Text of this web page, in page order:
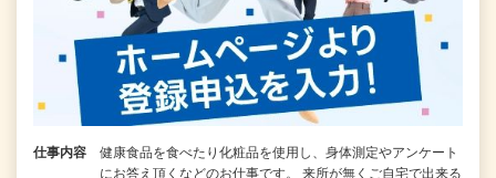
仕事内容
健康食品を食べたり化粧品を使用し、身体測定やアンケート
にお答え頂くなどのお仕事です。 来所が無くご自宅で出来る